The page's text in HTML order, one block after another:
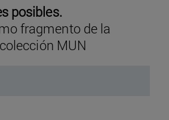
posibles.
fragmento de la
MUN